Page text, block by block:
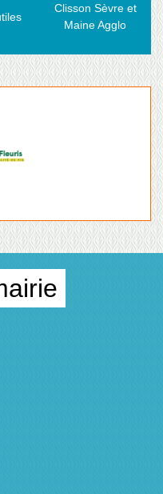
Clisson Sèvre et
Maine Agglo